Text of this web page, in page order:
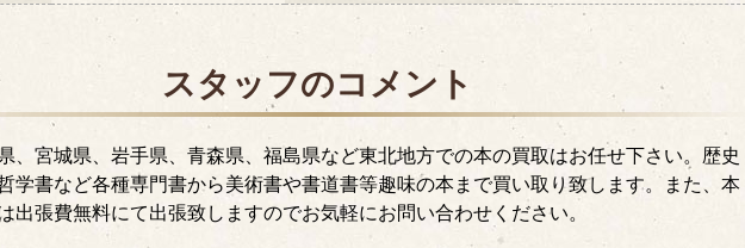
スタッフのコメント
、宮城県、岩手県、青森県、福島県など東北地方での本の買取はお任せ下さい。歴史
学書など各種専門書から美術書や書道書等趣味の本まで買い取り致します。また、本
出張費無料にて出張致しますのでお気軽にお問い合わせください。